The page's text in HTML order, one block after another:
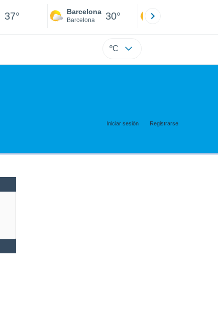
37° Barcelona
Barcelona 30°
ºC
Iniciar sesión Registrarse